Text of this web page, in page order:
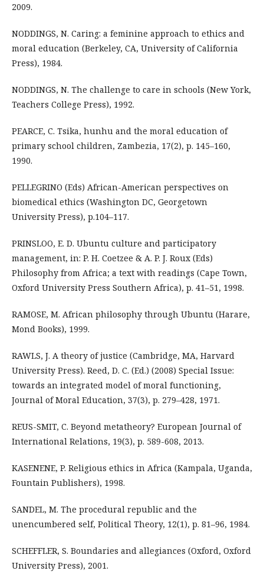
2009.
NODDINGS, N. Caring: a feminine approach to ethics and
moral education (Berkeley, CA, University of California
Press), 1984.
NODDINGS, N. The challenge to care in schools (New York,
Teachers College Press), 1992.
PEARCE, C. Tsika, hunhu and the moral education of
primary school children, Zambezia, 17(2), p. 145–160,
1990.
PELLEGRINO (Eds) African-American perspectives on
biomedical ethics (Washington DC, Georgetown
University Press), p.104–117.
PRINSLOO, E. D. Ubuntu culture and participatory
management, in: P. H. Coetzee & A. P. J. Roux (Eds)
Philosophy from Africa; a text with readings (Cape Town,
Oxford University Press Southern Africa), p. 41–51, 1998.
RAMOSE, M. African philosophy through Ubuntu (Harare,
Mond Books), 1999.
RAWLS, J. A theory of justice (Cambridge, MA, Harvard
University Press). Reed, D. C. (Ed.) (2008) Special Issue:
towards an integrated model of moral functioning,
Journal of Moral Education, 37(3), p. 279–428, 1971.
REUS-SMIT, C. Beyond metatheory? European Journal of
International Relations, 19(3), p. 589-608, 2013.
KASENENE, P. Religious ethics in Africa (Kampala, Uganda,
Fountain Publishers), 1998.
SANDEL, M. The procedural republic and the
unencumbered self, Political Theory, 12(1), p. 81–96, 1984.
SCHEFFLER, S. Boundaries and allegiances (Oxford, Oxford
University Press), 2001.